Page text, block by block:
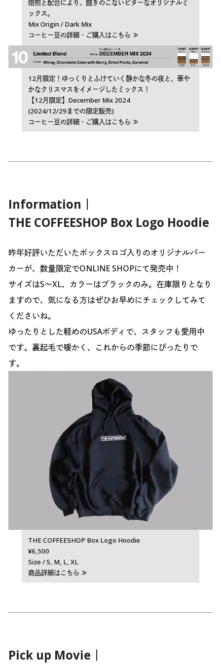
焙煎と配合により、飽きのこないビターなオリジナルミ
ックス。
Mix Origin / Dark Mix
コーヒー豆の詳細・ご購入はこちら ≫
12月限定！ゆっくりとふけていく静かな冬の夜と、華や
かなクリスマスをイメージしたミックス！
【12月限定】December Mix 2024
(2024/12/29までの限定販売)
コーヒー豆の詳細・ご購入はこちら ≫
Information｜
THE COFFEESHOP Box Logo Hoodie
昨年好評いただいたボックスロゴ入りのオリジナルパー
カーが、数量限定でONLINE SHOPにて発売中！
サイズはS〜XL、カラーはブラックのみ。在庫限りとなり
ますので、気になる方はぜひお早めにチェックしてみて
くださいね。
ゆったりとした軽めのUSAボディで、スタッフも愛用中
です。裏起毛で暖かく、これからの季節にぴったりで
す。
THE COFFEESHOP Box Logo Hoodie
¥6,500
Size / S, M, L, XL
商品詳細はこちら ≫
Pick up Movie｜